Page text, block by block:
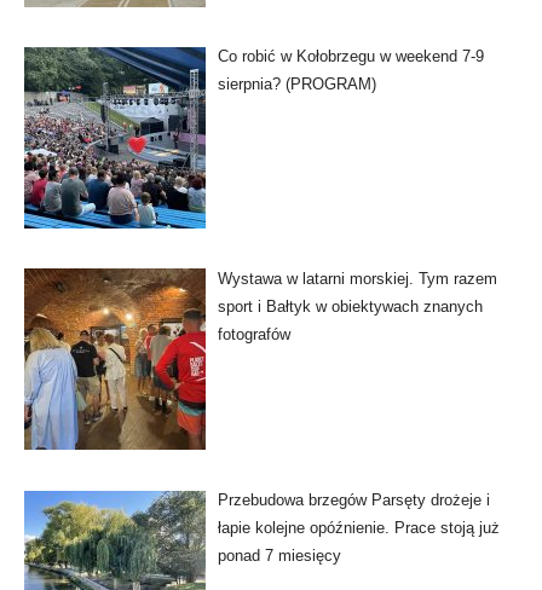
Co robić w Kołobrzegu w weekend 7-9
sierpnia? (PROGRAM)
Wystawa w latarni morskiej. Tym razem
sport i Bałtyk w obiektywach znanych
fotografów
Przebudowa brzegów Parsęty drożeje i
łapie kolejne opóźnienie. Prace stoją już
ponad 7 miesięcy